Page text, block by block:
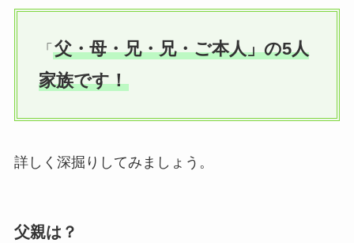
「 父・母・兄・兄・ご本人」の5人
家族です！
詳しく深掘りしてみましょう。
父親は？